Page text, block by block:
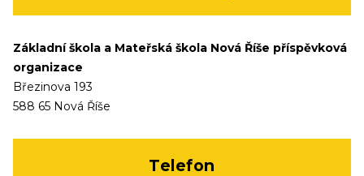
Základní škola a Mateřská škola Nová Říše příspěvková
organizace
Březinova 193
588 65 Nová Říše
Telefon